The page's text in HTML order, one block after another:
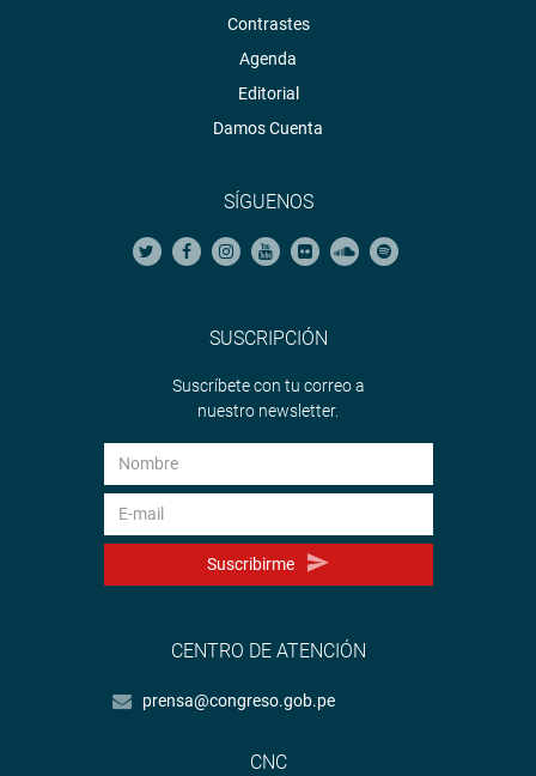
Contrastes
Agenda
Editorial
Damos Cuenta
SÍGUENOS
SUSCRIPCIÓN
Suscríbete con tu correo a
nuestro newsletter.
Suscribirme
CENTRO DE ATENCIÓN
prensa@congreso.gob.pe
CNC